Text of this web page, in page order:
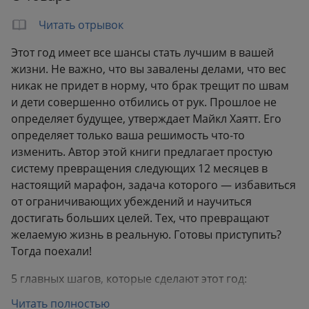
Читать отрывок
Этот год имеет все шансы стать лучшим в вашей
жизни. Не важно, что вы завалены делами, что вес
никак не придет в норму, что брак трещит по швам
и дети совершенно отбились от рук. Прошлое не
определяет будущее, утверждает Майкл Хаятт. Его
определяет только ваша решимость что-то
изменить. Автор этой книги предлагает простую
систему превращения следующих 12 месяцев в
настоящий марафон, задача которого — избавиться
от ограничивающих убеждений и научиться
достигать больших целей. Тех, что превращают
желаемую жизнь в реальную. Готовы приступить?
Тогда поехали!
5 главных шагов, которые сделают этот год:
Читать полностью